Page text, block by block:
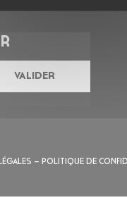
– POLITIQUE DE